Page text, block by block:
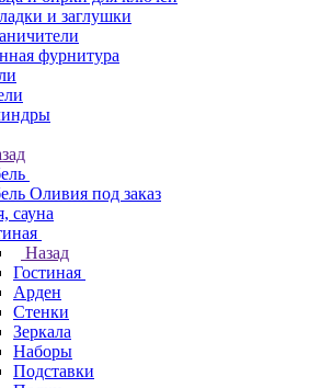
и заглушки
фурнитура
Оливия под заказ
сауна
Назад
Гостиная
Арден
Стенки
Зеркала
Наборы
Подставки